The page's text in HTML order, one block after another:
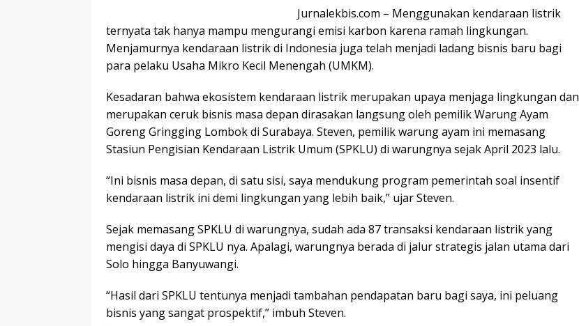
Jurnalekbis.com – Menggunakan kendaraan listrik
ternyata tak hanya mampu mengurangi emisi karbon karena ramah lingkungan.
Menjamurnya kendaraan listrik di Indonesia juga telah menjadi ladang bisnis baru bagi
para pelaku Usaha Mikro Kecil Menengah (UMKM).
Kesadaran bahwa ekosistem kendaraan listrik merupakan upaya menjaga lingkungan dan
merupakan ceruk bisnis masa depan dirasakan langsung oleh pemilik Warung Ayam
Goreng Gringging Lombok di Surabaya. Steven, pemilik warung ayam ini memasang
Stasiun Pengisian Kendaraan Listrik Umum (SPKLU) di warungnya sejak April 2023 lalu.
“Ini bisnis masa depan, di satu sisi, saya mendukung program pemerintah soal insentif
kendaraan listrik ini demi lingkungan yang lebih baik,” ujar Steven.
Sejak memasang SPKLU di warungnya, sudah ada 87 transaksi kendaraan listrik yang
mengisi daya di SPKLU nya. Apalagi, warungnya berada di jalur strategis jalan utama dari
Solo hingga Banyuwangi.
“Hasil dari SPKLU tentunya menjadi tambahan pendapatan baru bagi saya, ini peluang
bisnis yang sangat prospektif,” imbuh Steven.